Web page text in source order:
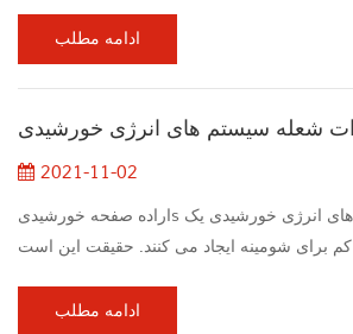
که سیستم به شبکه متصل نیست، باتری ها
انرژی دارند. یک گزارش نظرسنجی مصرف‌کننده
می‌دهد که تجربه مصرف‌کنن...
ادامه مطلب
2021-11-02
اراده صفحه خورشیدیs شومینه بگیرم؟ پانل های انرژی خورشیدی یک
کم برای شومینه ایجاد می کنند. حقیقت این است
با پنل‌های انرژی خورشیدی درست ساخته شده‌اند،
ادامه مطلب